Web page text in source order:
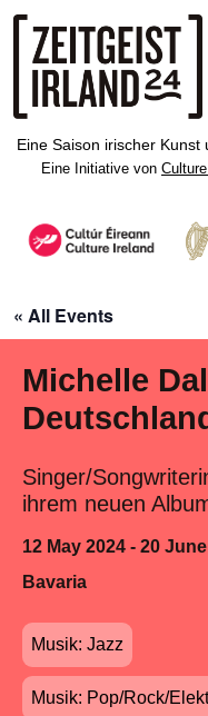
Skip to main content
Eine Saison irischer
Eine Initiative von
« All Events
Michelle
Singer/
ihrem neuen
12 May 2024 - 20
Bavaria
Musik: Jazz
Musik: Pop/Rock/